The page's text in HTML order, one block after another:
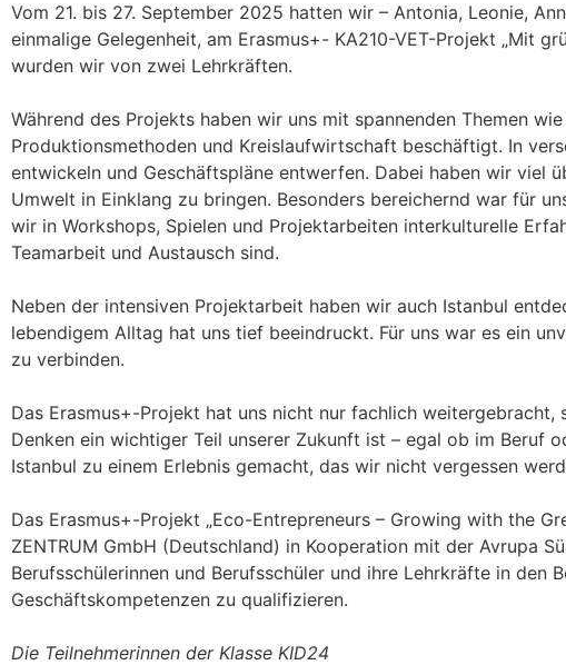
Vom 21. bis 27. September 2025 hatten wir – Antonia, Leonie,
einmalige Gelegenheit, am Erasmus+- KA210-VET-Projekt „Mit
wurden wir von zwei Lehrkräften.
Während des Projekts haben wir uns mit spannenden Themen
Produktionsmethoden und Kreislaufwirtschaft beschäftigt. In
entwickeln und Geschäftspläne entwerfen. Dabei haben wir
Umwelt in Einklang zu bringen. Besonders bereichernd war für
wir in Workshops, Spielen und Projektarbeiten interkulturelle
Teamarbeit und Austausch sind.
Neben der intensiven Projektarbeit haben wir auch Istanbul
lebendigem Alltag hat uns tief beeindruckt. Für uns war es ein
zu verbinden.
Das Erasmus+-Projekt hat uns nicht nur fachlich
Denken ein wichtiger Teil unserer Zukunft ist – egal ob im Beruf
Istanbul zu einem Erlebnis gemacht, das wir nicht vergessen
Das Erasmus+-Projekt „Eco-Entrepreneurs – Growing with the
ZENTRUM GmbH (Deutschland) in Kooperation mit der Avrupa
Berufsschülerinnen und Berufsschüler und ihre Lehrkräfte in
Geschäftskompetenzen zu qualifizieren.
Die Teilnehmerinnen der Klasse KID24